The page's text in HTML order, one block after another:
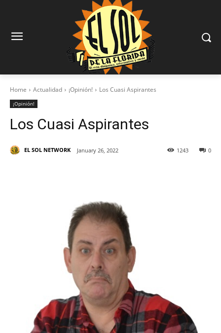
Home Actualidad ¡Opinión! Los Cuasi Aspirantes
¡Opinión!
Los Cuasi Aspirantes
EL SOL NETWORK January 26, 2022 0
1243